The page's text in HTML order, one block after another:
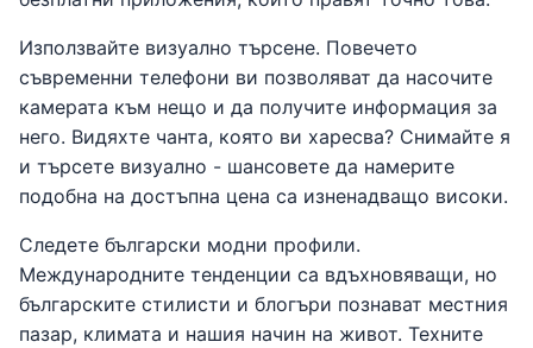
Използвайте визуално търсене. Повечето
съвременни телефони ви позволяват да насочите
камерата към нещо и да получите информация за
него. Видяхте чанта, която ви харесва? Снимайте я
и търсете визуално - шансовете да намерите
подобна на достъпна цена са изненадващо високи.
Следете български модни профили.
Международните тенденции са вдъхновяващи, но
българските стилисти и блогъри познават местния
пазар, климата и нашия начин на живот. Техните